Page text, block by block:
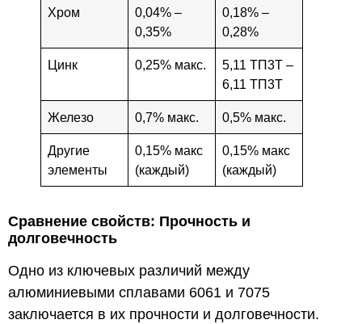
Хром
0,04% –
0,35%
0,18% –
0,28%
Цинк 0,25% макс.
5,11 ТП3Т –
6,11 ТП3Т
Железо 0,7% макс. 0,5% макс.
Другие
элементы
0,15% макс
(каждый)
0,15% макс
(каждый)
Сравнение свойств: Прочность и
долговечность
Одно из ключевых различий между
алюминиевыми сплавами 6061 и 7075
заключается в их прочности и долговечности.